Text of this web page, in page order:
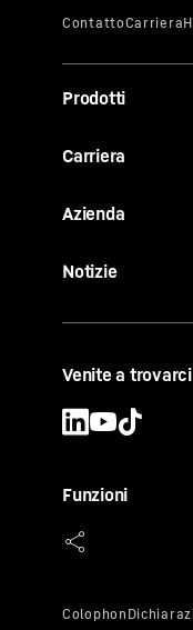
Prodotti
Carriera
Azienda
Notizie
Venite a trovarci
Funzioni